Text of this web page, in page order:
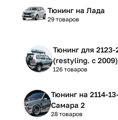
Тюнинг на Лада
29 товаров
Тюнинг для 2123-2123 RS
(restyling. с 2009)
126 товаров
Тюнинг на 2114-13-15 Лада
Самара 2
28 товаров